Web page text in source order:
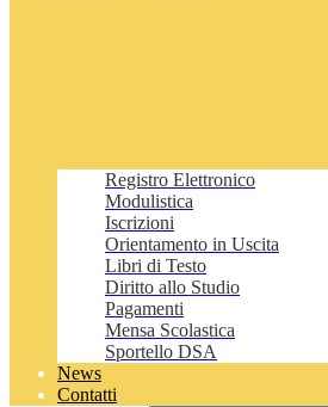
Registro Elettronico
Modulistica
Iscrizioni
Orientamento in Uscita
Libri di Testo
Diritto allo Studio
Pagamenti
Mensa Scolastica
Sportello DSA
News
Contatti